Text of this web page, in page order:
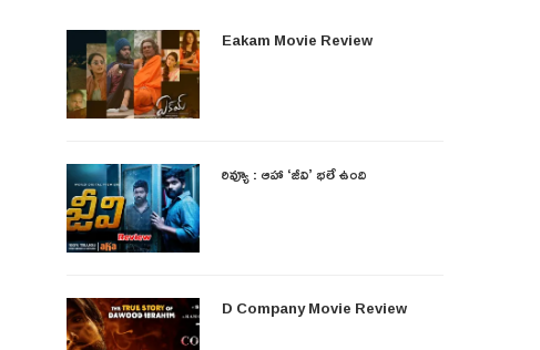
Eakam Movie Review
రివ్యూ : ఆహా ‘జీవి’ భలే ఉంది
D Company Movie Review